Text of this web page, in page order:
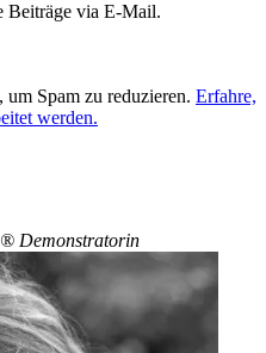
Beiträge via E-Mail.
Spam zu reduzieren. Erfahre,
werden.
® Demonstratorin